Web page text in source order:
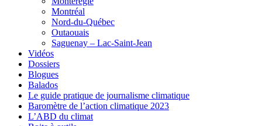
Montréal
Nord-du-Québec
Outaouais
Saguenay – Lac-Saint-Jean
Vidéos
Dossiers
Blogues
Balados
Le guide pratique de journalisme climatique
Baromètre de l’action climatique 2023
L’ABD du climat